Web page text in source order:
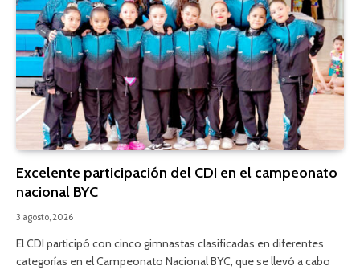
Excelente participación del CDI en el campeonato
nacional BYC
3 agosto, 2026
El CDI participó con cinco gimnastas clasificadas en diferentes
categorías en el Campeonato Nacional BYC, que se llevó a cabo